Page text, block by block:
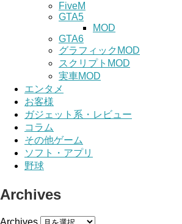
FiveM
GTA5
MOD
GTA6
グラフィックMOD
スクリプトMOD
実車MOD
エンタメ
お客様
ガジェット系・レビュー
コラム
その他ゲーム
ソフト・アプリ
野球
Archives
Archives